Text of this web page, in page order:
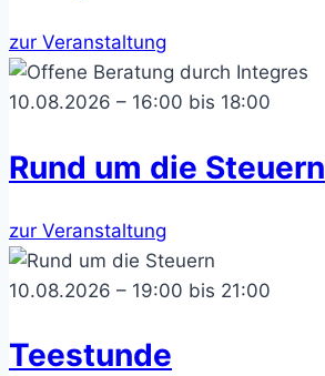
zur Veranstaltung
10.08.2026 – 16:00 bis 18:00
Rund um die Steuern
zur Veranstaltung
10.08.2026 – 19:00 bis 21:00
Teestunde